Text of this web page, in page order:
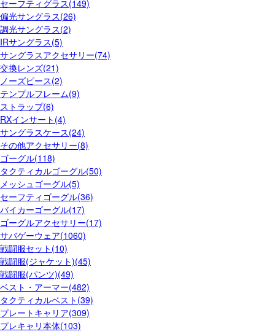
セーフティグラス(149)
偏光サングラス(26)
調光サングラス(2)
IRサングラス(5)
サングラスアクセサリー(74)
交換レンズ(21)
ノーズピース(2)
テンプルフレーム(9)
ストラップ(6)
RXインサート(4)
サングラスケース(24)
その他アクセサリー(8)
ゴーグル(118)
タクティカルゴーグル(50)
メッシュゴーグル(5)
セーフティゴーグル(36)
バイカーゴーグル(17)
ゴーグルアクセサリー(17)
サバゲーウェア(1060)
戦闘服セット(10)
戦闘服(ジャケット)(45)
戦闘服(パンツ)(49)
ベスト・アーマー(482)
タクティカルベスト(39)
プレートキャリア(309)
プレキャリ本体(103)